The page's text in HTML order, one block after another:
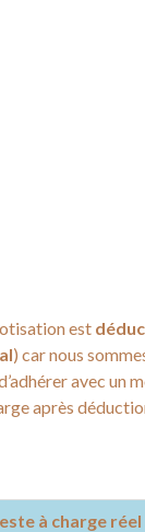
est
) car nous
avec un
après
à charge réel